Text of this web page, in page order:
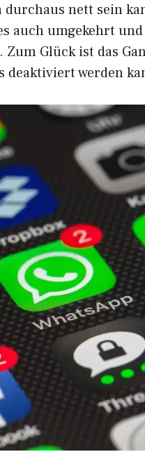
durchaus nett sein
auch umgekehrt
Glück ist das
werden